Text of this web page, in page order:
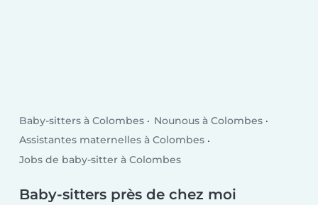
Baby-sitters à Colombes
Nounous à Colombes
Assistantes maternelles à Colombes
Jobs de baby-sitter à Colombes
Baby-sitters près de chez moi